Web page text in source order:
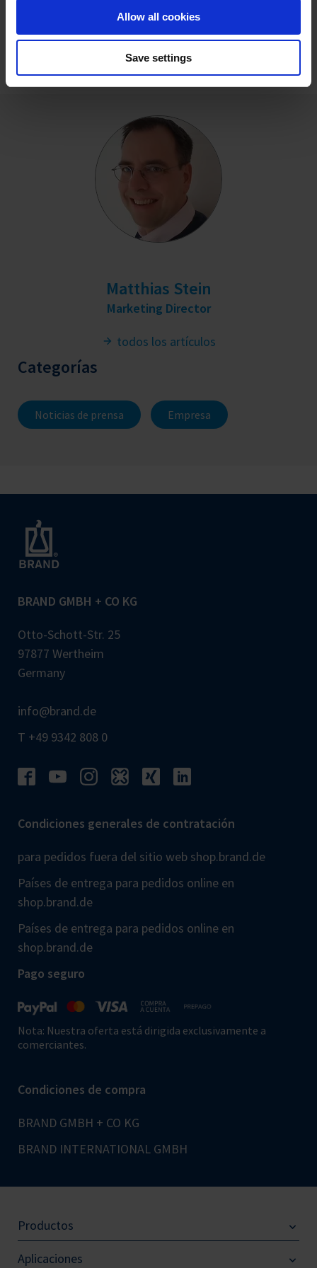
Allow all cookies
Save settings
SUMINISTRO
Matthias Stein
Marketing Director
todos los artículos
Categorías
Noticias de prensa Empresa
BRAND GMBH + CO KG
Otto-Schott-Str. 25
97877 Wertheim
Germany
info@brand.de
T +49 9342 808 0
Condiciones generales de contratación
para pedidos fuera del sitio web shop.brand.de
Países de entrega para pedidos online en
shop.brand.de
Países de entrega para pedidos online en
shop.brand.de
Pago seguro
Nota: Nuestra oferta está dirigida exclusivamente a
comerciantes.
Condiciones de compra
BRAND GMBH + CO KG
BRAND INTERNATIONAL GMBH
Productos
Aplicaciones